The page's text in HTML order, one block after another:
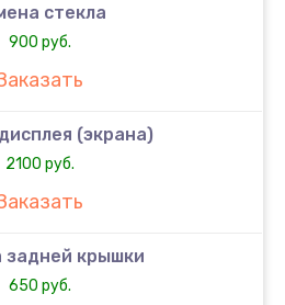
стекла
900 руб.
(экрана)
2100 руб.
задней крышки
650 руб.